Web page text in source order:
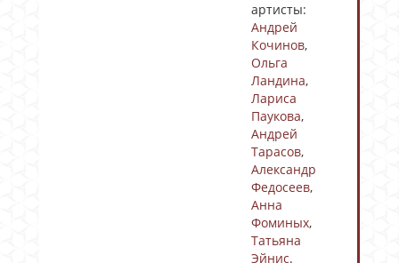
артисты:
Андрей
Кочинов,
Ольга
Ландина,
Лариса
Паукова,
Андрей
Тарасов,
Александр
Федосеев,
Анна
Фоминых,
Татьяна
Эйнис.